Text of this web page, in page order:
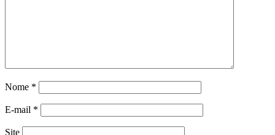
Nome *
E-mail *
Site